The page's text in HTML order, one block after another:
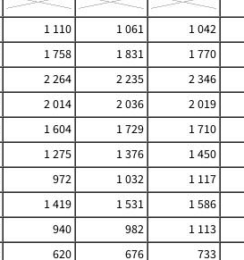
1 110 1 061
1 042
1 758 1 831
1 770
2 264 2 235
2 346
2 014 2 036
2 019
1 604 1 729
1 710
1 275 1 376
1 450
972 1 032
1 117
1 419 1 531
1 586
940 982
1 113
620 676
733